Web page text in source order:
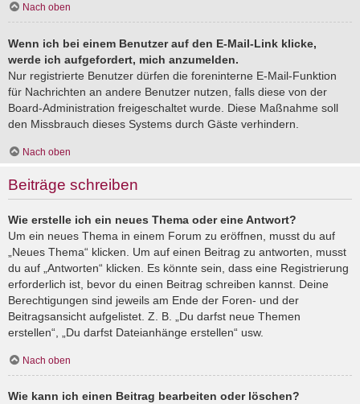
Nach oben
Wenn ich bei einem Benutzer auf den E-Mail-Link klicke,
werde ich aufgefordert, mich anzumelden.
Nur registrierte Benutzer dürfen die foreninterne E-Mail-Funktion
für Nachrichten an andere Benutzer nutzen, falls diese von der
Board-Administration freigeschaltet wurde. Diese Maßnahme soll
den Missbrauch dieses Systems durch Gäste verhindern.
Nach oben
Beiträge schreiben
Wie erstelle ich ein neues Thema oder eine Antwort?
Um ein neues Thema in einem Forum zu eröffnen, musst du auf
„Neues Thema“ klicken. Um auf einen Beitrag zu antworten, musst
du auf „Antworten“ klicken. Es könnte sein, dass eine Registrierung
erforderlich ist, bevor du einen Beitrag schreiben kannst. Deine
Berechtigungen sind jeweils am Ende der Foren- und der
Beitragsansicht aufgelistet. Z. B. „Du darfst neue Themen
erstellen“, „Du darfst Dateianhänge erstellen“ usw.
Nach oben
Wie kann ich einen Beitrag bearbeiten oder löschen?